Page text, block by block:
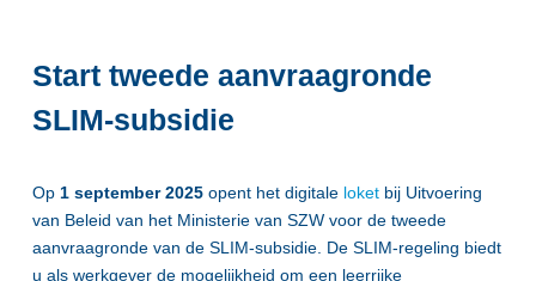
Start tweede aanvraagronde
SLIM-subsidie
Op 1 september 2025opent het digitale loketbij Uitvoering
van Beleid van het Ministerie van SZW voor de tweede
aanvraagronde van de SLIM-subsidie. De SLIM-regeling biedt
u als werkgever de mogelijkheid om een leerrijke